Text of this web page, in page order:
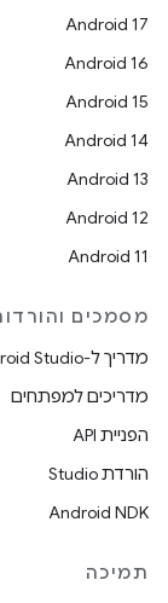
Android 17
Android 16
Android 15
Android 14
Android 13
Android 12
Android 11
מסמכים
מדריך ל-Android Studio
מדריכים למפתחים
הפניית API
הורדת Studio
Android NDK
תמיכה